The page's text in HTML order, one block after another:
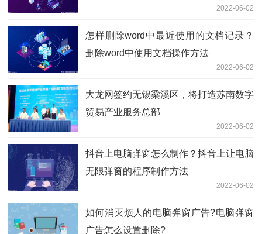
2022-06-02
怎样删除word中最近使用的文档记录？
删除word中使用文档操作方法
2022-06-02
大龙网签约无锡梁溪区，将打造苏南数字
贸易产业服务总部
2022-06-02
抖音上电脑弹窗怎么制作？抖音上让电脑
无限弹窗的程序制作方法
2022-06-02
如何消灭烦人的电脑弹窗广告?电脑弹窗
广告怎么设置删除?